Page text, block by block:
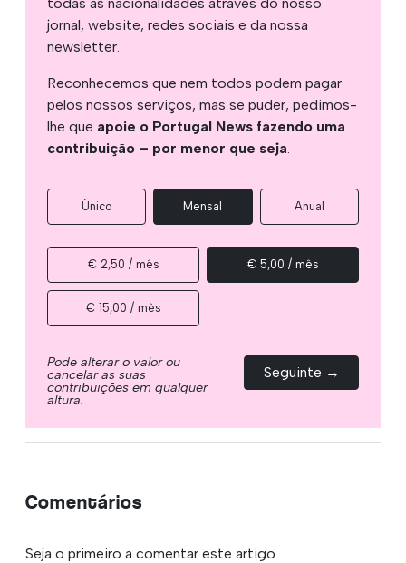
jornal, website, redes sociais e da nossa
newsletter.
Reconhecemos que nem todos podem pagar
pelos nossos serviços, mas se puder, pedimos-
lhe que apoie o Portugal News fazendo uma
contribuição – por menor que seja.
Único Mensal Anual
€ 2,50 / mês € 5,00 / mês
€ 15,00 / mês
Pode alterar o valor ou
cancelar as suas
contribuições em qualquer
altura.
Seguinte →
Comentários
Seja o primeiro a comentar este artigo